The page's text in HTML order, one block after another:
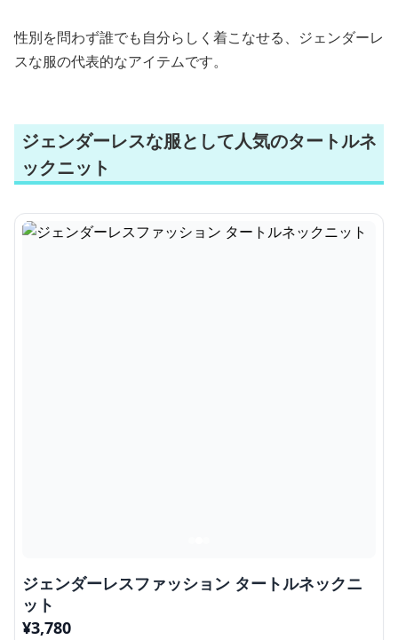
性別を問わず誰でも自分らしく着こなせる、ジェンダーレ
スな服の代表的なアイテムです。
ジェンダーレスな服として人気のタートルネ
ックニット
ジェンダーレスファッション タートルネックニ
ット
¥3,780